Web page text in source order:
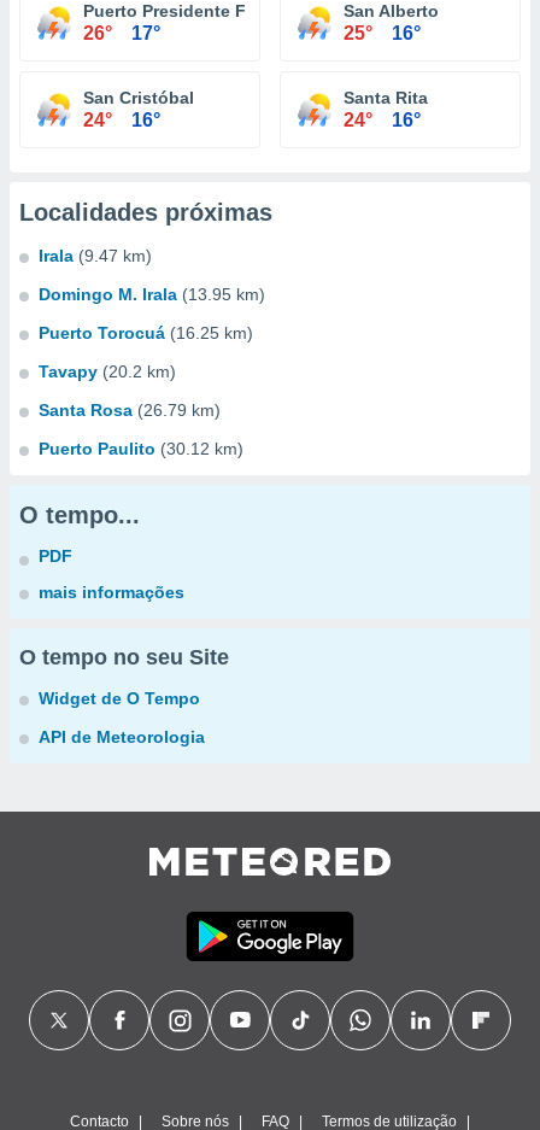
Puerto Presidente Franco
26° 17°
San Alberto
25° 16°
San Cristóbal
24° 16°
Santa Rita
24° 16°
Localidades próximas
Irala (9.47 km)
Domingo M. Irala (13.95 km)
Puerto Torocuá (16.25 km)
Tavapy (20.2 km)
Santa Rosa (26.79 km)
Puerto Paulito (30.12 km)
O tempo...
PDF
mais informações
O tempo no seu Site
Widget de O Tempo
API de Meteorologia
Contacto Sobre nós FAQ Termos de utilização